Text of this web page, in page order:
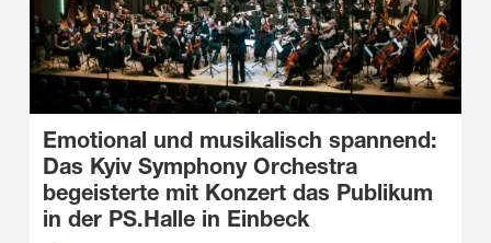
Emotional und musikalisch spannend:
Das Kyiv Symphony Orchestra
begeisterte mit Konzert das Publikum
in der PS.Halle in Einbeck